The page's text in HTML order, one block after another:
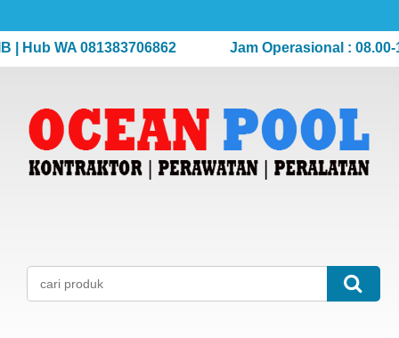
WA 081383706862 Jam Operasional : 08.00-